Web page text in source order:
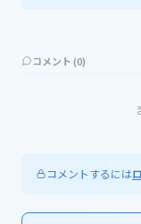
コメント (0)
コメントするには